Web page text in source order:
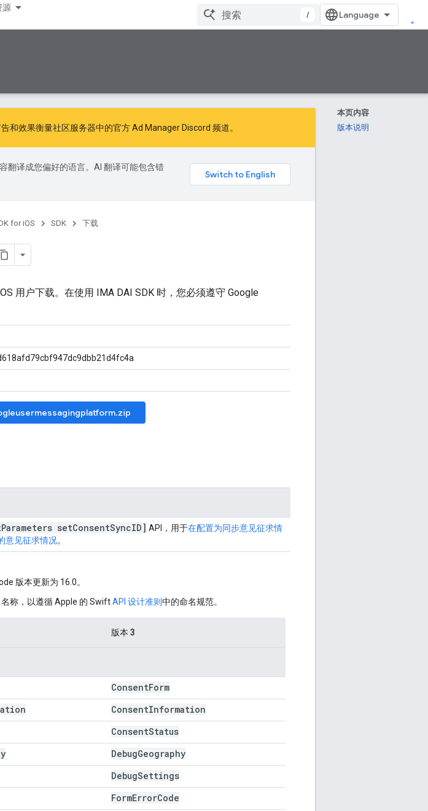
源
/
本页内容
版本说明
和效果衡量社区服务器中的官方 Ad Manager Discord 频道。
翻译成您偏好的语言。AI 翻译可能包含错
for iOS SDK 下载
用户下载。在使用 IMA DAI SDK 时，您必须遵守 Google
setConsentSyncID] API，用于在配置为同步意见征求情
意见征求情况。
版本更新为 16.0。
称，以遵循 Apple 的 SwiftAPI 设计准则中的命名规范。
版本 3
ConsentForm
ConsentInformation
ConsentStatus
DebugGeography
DebugSettings
FormErrorCode